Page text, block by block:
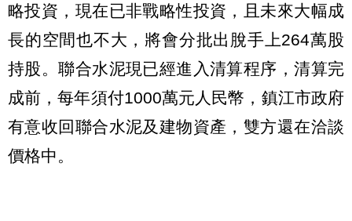
略投資，現在已非戰略性投資，且未來大幅成
長的空間也不大，將會分批出脫手上264萬股
持股。聯合水泥現已經進入清算程序，清算完
成前，每年須付1000萬元人民幣，鎮江市政府
有意收回聯合水泥及建物資產，雙方還在洽談
價格中。